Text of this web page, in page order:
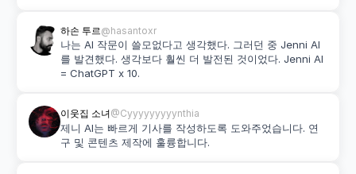
하손 투르 @hasantoxr
나는 AI 작문이 쓸모없다고 생각했다. 그러던 중 Jenni AI
를 발견했다. 생각보다 훨씬 더 발전된 것이었다. Jenni AI
= ChatGPT x 10.
이웃집 소녀@Cyyyyyyyyynthia
제니 AI는 빠르게 기사를 작성하도록 도와주었습니다. 연
구 및 콘텐츠 제작에 훌륭합니다.